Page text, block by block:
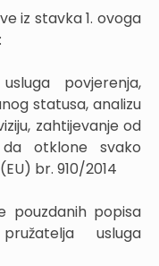
iz stavka 1. ovoga
povjerenja,
statusa, analizu
zahtijevanje od
otklone svako
br. 910/2014
pouzdanih popisa
usluga